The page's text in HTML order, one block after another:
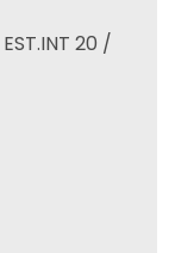
20 /